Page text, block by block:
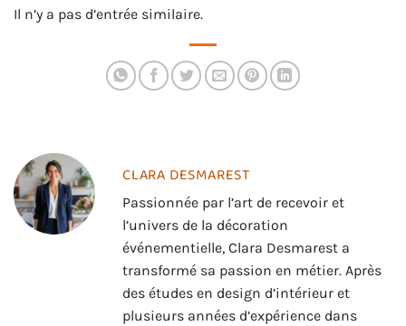
Il n’y a pas d’entrée similaire.
CLARA DESMAREST
Passionnée par l’art de recevoir et
l’univers de la décoration
événementielle, Clara Desmarest a
transformé sa passion en métier. Après
des études en design d’intérieur et
plusieurs années d’expérience dans